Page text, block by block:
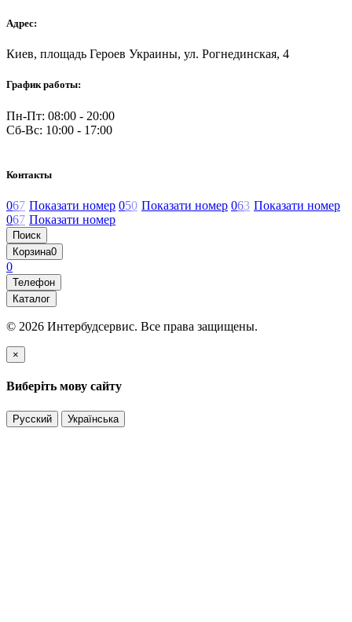
Адрес:
Киев, площадь Героев Украины, ул. Рогнединская, 4
График работы:
Пн-Пт: 08:00 - 20:00
Сб-Вс: 10:00 - 17:00
Контакты
067 Показати номер 050 Показати номер 063 Показати номер
067 Показати номер
Поиск
Корзина0
0
Телефон
Каталог
© 2026 Интербудсервис. Все права защищены.
×
Виберіть мову сайту
Русский Українська